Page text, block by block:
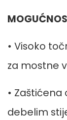
• Visoko
za mostne
•
debelim